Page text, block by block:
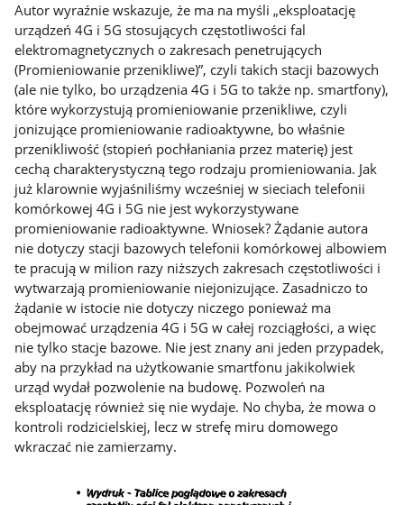
Autor wyraźnie wskazuje, że ma na myśli „eksploatację
urządzeń 4G i 5G stosujących częstotliwości fal
elektromagnetycznych o zakresach penetrujących
(Promieniowanie przenikliwe)”, czyli takich stacji bazowych
(ale nie tylko, bo urządzenia 4G i 5G to także np. smartfony),
które wykorzystują promieniowanie przenikliwe, czyli
jonizujące promieniowanie radioaktywne, bo właśnie
przenikliwość (stopień pochłaniania przez materię) jest
cechą charakterystyczną tego rodzaju promieniowania. Jak
już klarownie wyjaśniliśmy wcześniej w sieciach telefonii
komórkowej 4G i 5G nie jest wykorzystywane
promieniowanie radioaktywne. Wniosek? Żądanie autora
nie dotyczy stacji bazowych telefonii komórkowej albowiem
te pracują w milion razy niższych zakresach częstotliwości i
wytwarzają promieniowanie niejonizujące. Zasadniczo to
żądanie w istocie nie dotyczy niczego ponieważ ma
obejmować urządzenia 4G i 5G w całej rozciągłości, a więc
nie tylko stacje bazowe. Nie jest znany ani jeden przypadek,
aby na przykład na użytkowanie smartfonu jakikolwiek
urząd wydał pozwolenie na budowę. Pozwoleń na
eksploatację również się nie wydaje. No chyba, że mowa o
kontroli rodzicielskiej, lecz w strefę miru domowego
wkraczać nie zamierzamy.